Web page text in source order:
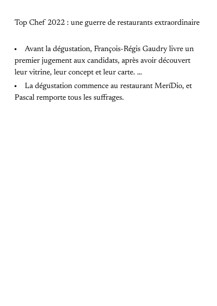
Top Chef 2022 : une guerre de restaurants extraordinaire
Avant la dégustation, François-Régis Gaudry livre un
premier jugement aux candidats, après avoir découvert
leur vitrine, leur concept et leur carte. …
La dégustation commence au restaurant MeríDio, et
Pascal remporte tous les suffrages.